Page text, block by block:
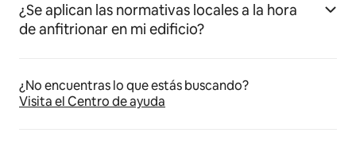
¿Se aplican las normativas locales a la hora
de anfitrionar en mi edificio?
¿No encuentras lo que estás buscando?
Visita el Centro de ayuda